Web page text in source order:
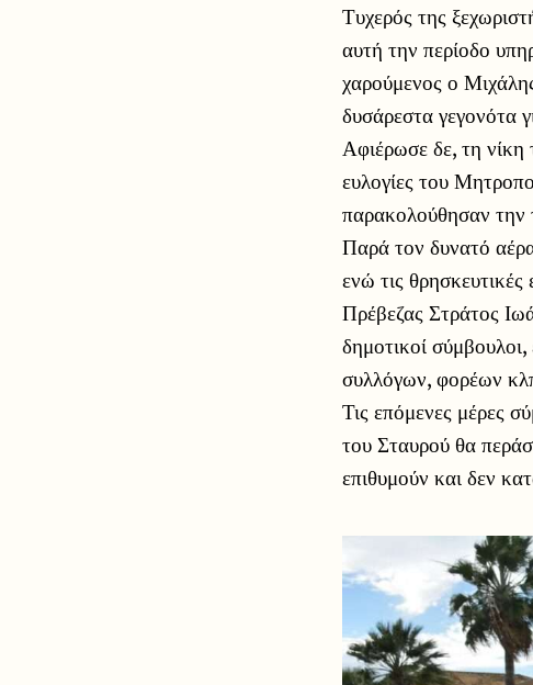
Τυχερός της
αυτή την περίοδο
χαρούμενος ο
δυσάρεστα γεγονότα
Αφιέρωσε δε, τη νίκη
ευλογίες του
παρακολούθησαν την
Παρά τον δυνατό
ενώ τις
Πρέβεζας Στράτος
δημοτικοί
συλλόγων, φορέων
Τις επόμενες μέρες
του Σταυρού θα
επιθυμούν και δεν